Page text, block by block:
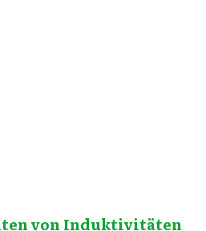
von Induktivitäten